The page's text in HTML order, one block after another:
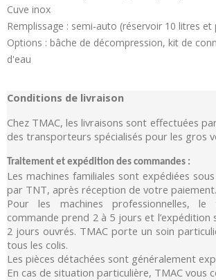
Cuve inox
Remplissage : semi-auto (réservoir 10 litres et
Options : bâche de décompression, kit de
d'eau
Conditions de livraison
Chez TMAC, les livraisons sont effectuées
des transporteurs spécialisés pour les gros
Traitement et expédition des commandes :
Les machines familiales sont expédiées
par TNT, après réception de votre paiement.
Pour les machines professionnelles,
commande prend 2 à 5 jours et l’expédition
2 jours ouvrés. TMAC porte un soin
tous les colis.
Les pièces détachées sont généralement
En cas de situation particulière, TMAC vous